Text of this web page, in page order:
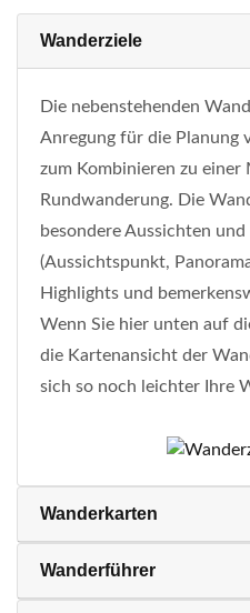
Wanderziele
Die nebenstehenden
Anregung für die Planung
zum Kombinieren zu einer
Rundwanderung. Die
besondere Aussichten
(Aussichtspunkt,
Highlights und
Wenn Sie hier unten auf
die Kartenansicht der
sich so noch leichter Ihre
Wanderkarten
Wanderführer